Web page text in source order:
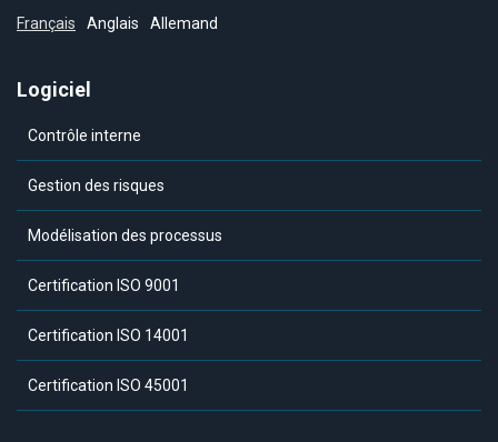
Français Anglais Allemand
Logiciel
Contrôle interne
Gestion des risques
Modélisation des processus
Certification ISO 9001
Certification ISO 14001
Certification ISO 45001